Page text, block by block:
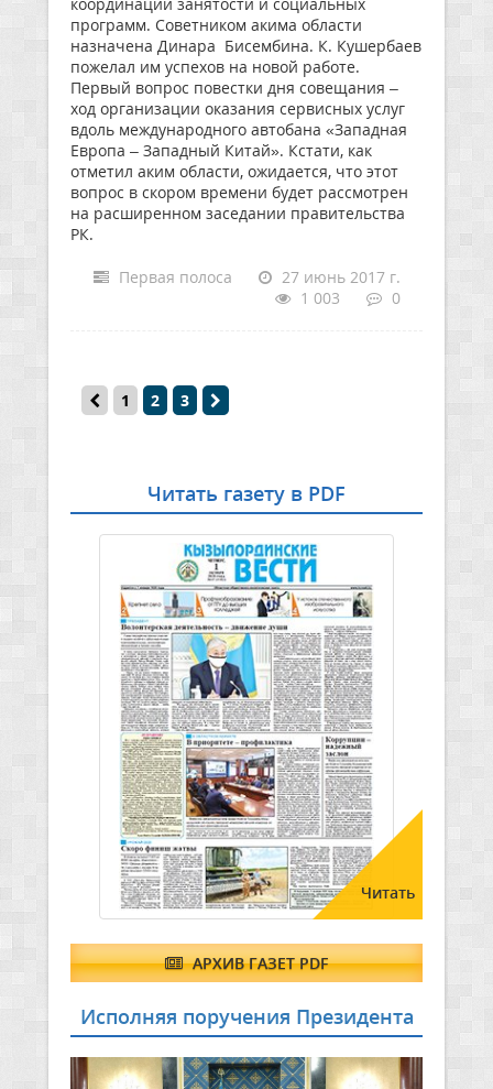
программ. Советником акима области
назначена Динара Бисембина. К. Кушербаев
пожелал им успехов на новой работе.
Первый вопрос повестки дня совещания –
ход организации оказания сервисных услуг
вдоль международного автобана «Западная
Европа – Западный Китай». Кстати, как
отметил аким области, ожидается, что этот
вопрос в скором времени будет рассмотрен
на расширенном заседании правительства
РК.
Первая полоса
27 июнь 2017 г.
1 003
0
1 2 3
Читать газету в PDF
Читать
АРХИВ ГАЗЕТ PDF
Исполняя поручения Президента